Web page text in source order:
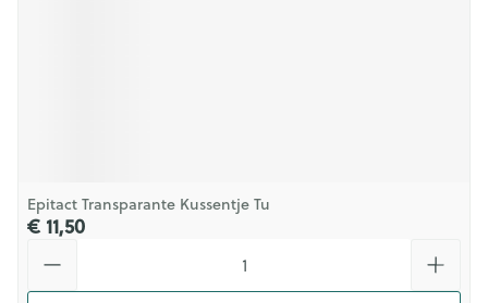
Epitact Transparante Kussentje Tu
€ 11,50